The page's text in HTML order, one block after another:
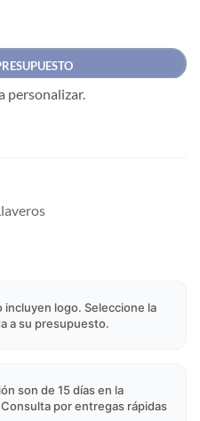
personalizar.
incluyen logo. Seleccione la
a su presupuesto.
son de 15 días en la
por entregas rápidas